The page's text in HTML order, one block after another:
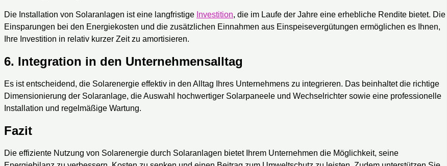
Die Installation von Solaranlagen ist eine langfristige Investition, die im Laufe der Jahre eine erhebliche Rendite bietet. Die
Einsparungen bei den Energiekosten und die zusätzlichen Einnahmen aus Einspeisevergütungen ermöglichen es Ihnen,
Ihre Investition in relativ kurzer Zeit zu amortisieren.
6. Integration in den Unternehmensalltag
Es ist entscheidend, die Solarenergie effektiv in den Alltag Ihres Unternehmens zu integrieren. Das beinhaltet die richtige
Dimensionierung der Solaranlage, die Auswahl hochwertiger Solarpaneele und Wechselrichter sowie eine professionelle
Installation und regelmäßige Wartung.
Fazit
Die effiziente Nutzung von Solarenergie durch Solaranlagen bietet Ihrem Unternehmen die Möglichkeit, seine